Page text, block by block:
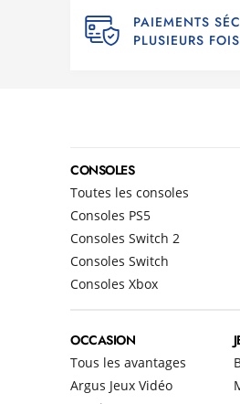
PAIEMENTS
PLUSIEURS FOIS
CONSOLES
Toutes les consoles
Consoles PS5
Consoles Switch 2
Consoles Switch
Consoles Xbox
OCCASION
Tous les avantages
Argus Jeux Vidéo